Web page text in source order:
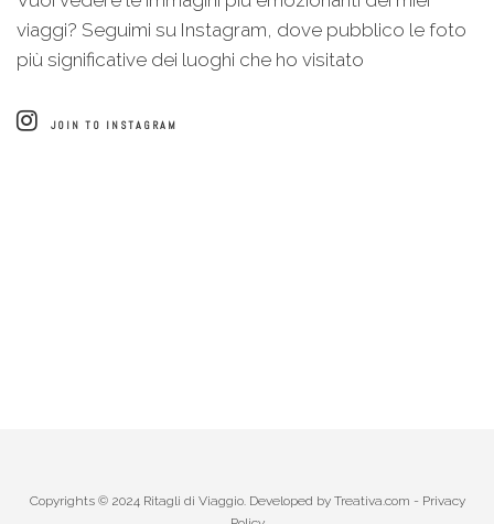
viaggi? Seguimi su Instagram, dove pubblico le foto
più significative dei luoghi che ho visitato
JOIN TO INSTAGRAM
Copyrights © 2024 Ritagli di Viaggio. Developed by Treativa.com - Privacy